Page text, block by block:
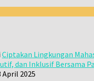
Ciptakan Lingkungan
dan Inklusif Bersama
April 2025